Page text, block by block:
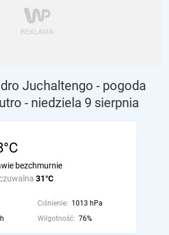
Juchaltengo - pogoda
- niedziela 9 sierpnia
31°C
bezchmurnie
Ciśnienie: 1013 hPa
Wilgotność: 76%